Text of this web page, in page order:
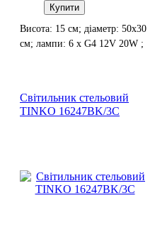
Купити
Висота: 15 см; діаметр: 50х30
см; лампи: 6 х G4 12V 20W ;
Світильник стельовий
TINKO 16247BK/3C